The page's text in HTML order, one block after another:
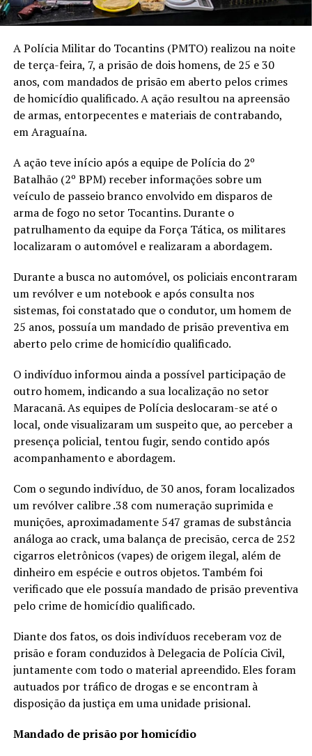
A Polícia Militar do Tocantins (PMTO) realizou na noite
de terça-feira, 7, a prisão de dois homens, de 25 e 30
anos, com mandados de prisão em aberto pelos crimes
de homicídio qualificado. A ação resultou na apreensão
de armas, entorpecentes e materiais de contrabando,
em Araguaína.
A ação teve início após a equipe de Polícia do 2º
Batalhão (2º BPM) receber informações sobre um
veículo de passeio branco envolvido em disparos de
arma de fogo no setor Tocantins. Durante o
patrulhamento da equipe da Força Tática, os militares
localizaram o automóvel e realizaram a abordagem.
Durante a busca no automóvel, os policiais encontraram
um revólver e um notebook e após consulta nos
sistemas, foi constatado que o condutor, um homem de
25 anos, possuía um mandado de prisão preventiva em
aberto pelo crime de homicídio qualificado.
O indivíduo informou ainda a possível participação de
outro homem, indicando a sua localização no setor
Maracanã. As equipes de Polícia deslocaram-se até o
local, onde visualizaram um suspeito que, ao perceber a
presença policial, tentou fugir, sendo contido após
acompanhamento e abordagem.
Com o segundo indivíduo, de 30 anos, foram localizados
um revólver calibre .38 com numeração suprimida e
munições, aproximadamente 547 gramas de substância
análoga ao crack, uma balança de precisão, cerca de 252
cigarros eletrônicos (vapes) de origem ilegal, além de
dinheiro em espécie e outros objetos. Também foi
verificado que ele possuía mandado de prisão preventiva
pelo crime de homicídio qualificado.
Diante dos fatos, os dois indivíduos receberam voz de
prisão e foram conduzidos à Delegacia de Polícia Civil,
juntamente com todo o material apreendido. Eles foram
autuados por tráfico de drogas e se encontram à
disposição da justiça em uma unidade prisional.
Mandado de prisão por homicídio